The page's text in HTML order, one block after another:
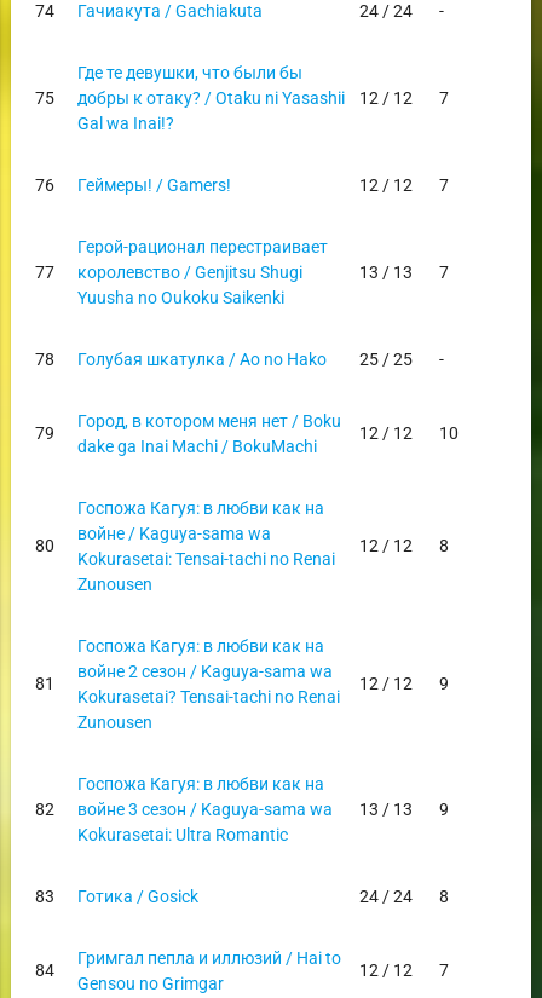
74 Гачиакута / Gachiakuta 24 / 24 -
75
Где те девушки, что были бы
добры к отаку? / Otaku ni Yasashii
Gal wa Inai!?
12 / 12 7
76 Геймеры! / Gamers! 12 / 12 7
77
Герой-рационал перестраивает
королевство / Genjitsu Shugi
Yuusha no Oukoku Saikenki
13 / 13 7
78 Голубая шкатулка / Ao no Hako 25 / 25 -
79
Город, в котором меня нет / Boku
dake ga Inai Machi / BokuMachi
12 / 12 10
80
Госпожа Кагуя: в любви как на
войне / Kaguya-sama wa
Kokurasetai: Tensai-tachi no Renai
Zunousen
12 / 12 8
81
Госпожа Кагуя: в любви как на
войне 2 сезон / Kaguya-sama wa
Kokurasetai? Tensai-tachi no Renai
Zunousen
12 / 12 9
82
Госпожа Кагуя: в любви как на
войне 3 сезон / Kaguya-sama wa
Kokurasetai: Ultra Romantic
13 / 13 9
83 Готика / Gosick 24 / 24 8
84
Гримгал пепла и иллюзий / Hai to
Gensou no Grimgar
12 / 12 7